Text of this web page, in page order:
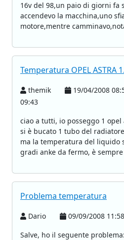
16v del 98,un paio di giorni fa
accendevo la macchina,uno
motore,mentre
Temperatura OPEL ASTRA
themik 19/04/2008
09:43
ciao a tutti, io posseggo 1 opel
si è bucato 1 tubo del
ma la temperatura del liquido
gradi anke da fermo, è
Problema temperatura
Dario
09/09/2008 11:58
Salve, ho il seguente